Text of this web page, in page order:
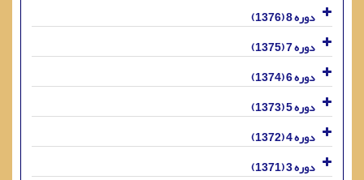
دوره 8 (1376)
دوره 7 (1375)
دوره 6 (1374)
دوره 5 (1373)
دوره 4 (1372)
دوره 3 (1371)